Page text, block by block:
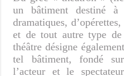
un bâtiment destiné à
dramatiques,
et de tout autre type de
théâtre désigne
tel bâtiment, fondé
l’acteur et le